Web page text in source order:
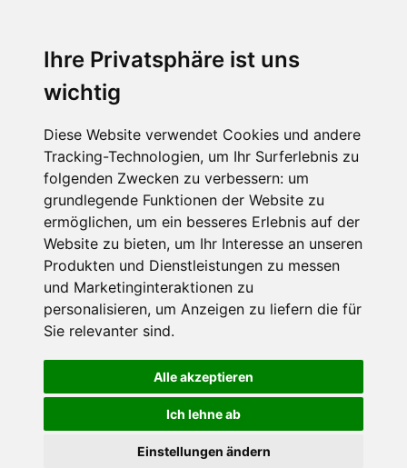
Ihre Privatsphäre ist uns
wichtig
Diese Website verwendet Cookies und andere
Tracking-Technologien, um Ihr Surferlebnis zu
folgenden Zwecken zu verbessern: um
grundlegende Funktionen der Website zu
ermöglichen, um ein besseres Erlebnis auf der
Website zu bieten, um Ihr Interesse an unseren
Produkten und Dienstleistungen zu messen
und Marketinginteraktionen zu
personalisieren, um Anzeigen zu liefern die für
Sie relevanter sind.
Alle akzeptieren
Ich lehne ab
Einstellungen ändern